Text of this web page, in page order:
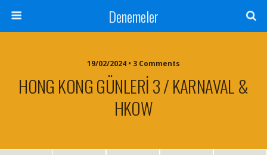
Denemeler
19/02/2024 • 3 Comments
HONG KONG GÜNLERİ 3 / KARNAVAL &
HKOW